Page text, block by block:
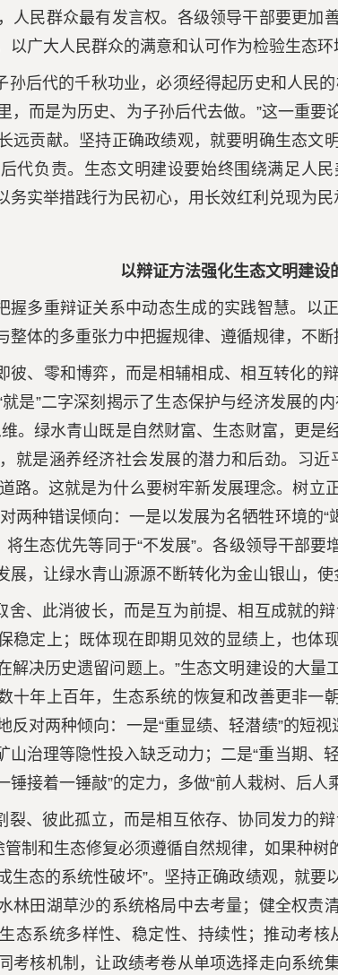
人民群众最有发言权。各级领导干部要更加
以广大人民群众的满意和认可作为检验生态环
孙后代的千秋功业，必须经得起历史和人民
，而是为历史、为子孙后代去做。”这一重
远贡献。坚持正确政绩观，就要明确生态文
代负责。生态文明建设要始终围绕满足人
务实举措践行为民初心，用长效红利兑现为
以辩证方法强化生态文明建设
握多重辩证关系中动态生成的实践智慧。以
整体的多重张力中把握规律、遵循规律，不断
彼、零和博弈，而是相辅相成、相互转化的
是”二字深刻揭示了生态保护与经济发展的
。绿水青山既是自然财富、生态财富，更
就是涵养经济社会发展的潜力和后劲。习
路。这就是为什么要树牢新发展理念。树立
两种错误倾向：一是以发展为名牺牲环境的“
将生态优先等同于“不发展”。各级领导干部
展，让绿水青山源源不断转化为金山银山，使
舍、此消彼长，而是互为前提、相互成就的
稳定上；既体现在即期见效的显绩上，也体
解决历史遗留问题上。”生态文明建设的大
十年上百年，生态系统的恢复和改善更非一
反对两种倾向：一是“重显绩、轻潜绩”的短
山治理等隐性投入缺乏动力；二是“重当期、
锤接着一锤敲”的定力，多做“前人栽树、后人
裂、彼此孤立，而是相互依存、协同发力的
管制和生态修复必须遵循自然规律，如果种树
生态的系统性破坏”。坚持正确政绩观，就要
林田湖草沙的系统格局中去考量；健全权责
态系统多样性、稳定性、持续性；推动考核
考核机制，让政绩考卷从单项选择走向系统